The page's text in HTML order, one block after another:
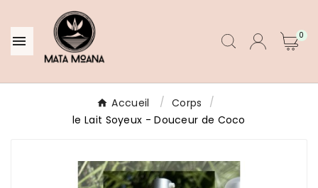
 0
Accueil
Corps
le Lait Soyeux - Douceur de Coco